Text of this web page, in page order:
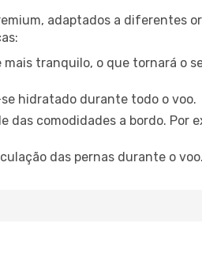
adaptados a diferentes
tranquilo, o que tornará o
hidratado durante todo o voo.
das comodidades a bordo. Por
das pernas durante o voo.